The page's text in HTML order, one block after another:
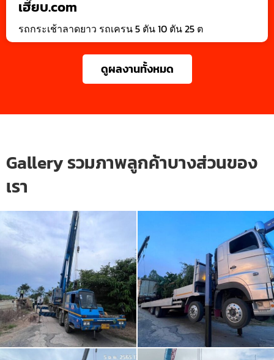
เฮี๊ยบ.com
รถกระเช้าลาดยาว รถเครน 5 ตัน 10 ตัน 25 ต
ดูผลงานทั้งหมด
Gallery รวมภาพลูกค้าบางส่วนของ
เรา